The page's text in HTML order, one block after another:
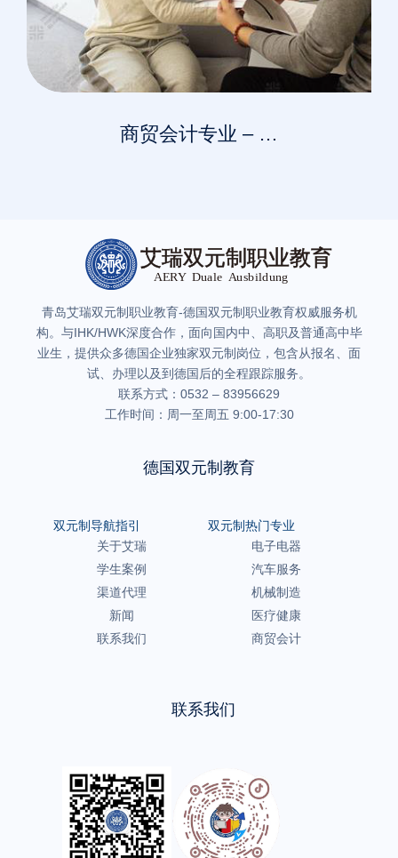
商贸会计专业 – …
青岛艾瑞双元制职业教育-德国双元制职业教育权威服务机
构。与IHK/HWK深度合作，面向国内中、高职及普通高中毕
业生，提供众多德国企业独家双元制岗位，包含从报名、面
试、办理以及到德国后的全程跟踪服务。
联系方式：0532 – 83956629
工作时间：周一至周五 9:00-17:30
德国双元制教育
双元制导航指引
关于艾瑞
学生案例
渠道代理
新闻
联系我们
双元制热门专业
电子电器
汽车服务
机械制造
医疗健康
商贸会计
联系我们